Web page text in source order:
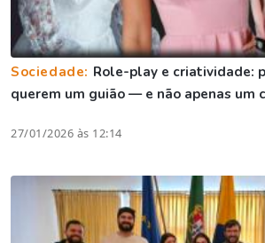
Sociedade: Role-play e criatividade:
querem um guião — e não apenas um
27/01/2026 às 12:14